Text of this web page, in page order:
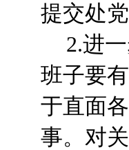
提交处
2.进
班子要
于直面
事。对